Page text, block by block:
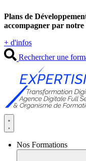
au
contenu
Plans de
accompagner par
+ d'infos
Rechercher une
Nos Formations